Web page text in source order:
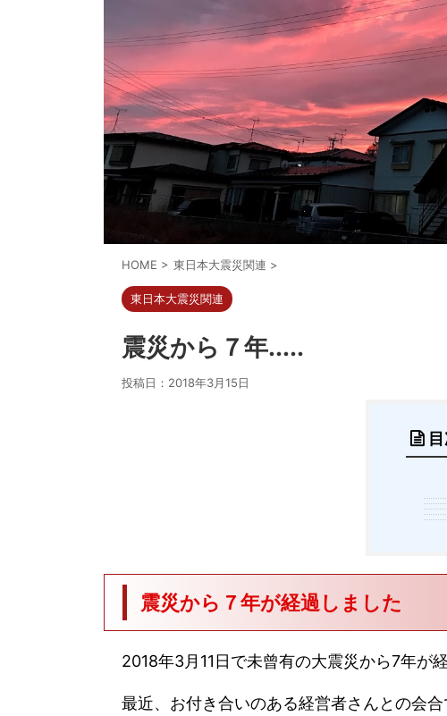
HOME > 東日本大震災関連 >
東日本大震災関連
震災から７年.....
投稿日： 2018年3月15日
震災から７年が経過しました
2018年3月11日で未曾有の大震災から7年が
最近、お付き合いのある経営者さんとの会合